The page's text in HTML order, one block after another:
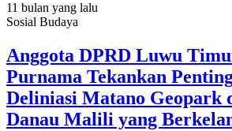
11 bulan yang lalu
Sosial Budaya
Anggota DPRD Luwu
Purnama Tekankan
Deliniasi Matano Geopark
Danau Malili yang